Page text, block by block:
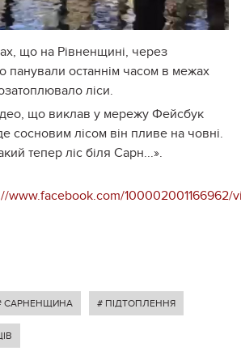
що на Рівненщині, через
панували останнім часом в межах
ліси.
що виклав у мережу Фейсбук
сосновим лісом він пливе на човні.
тепер ліс біля Сарн...».
www.facebook.com/100002001166962/
САРНЕНЩИНА # ПІДТОПЛЕННЯ